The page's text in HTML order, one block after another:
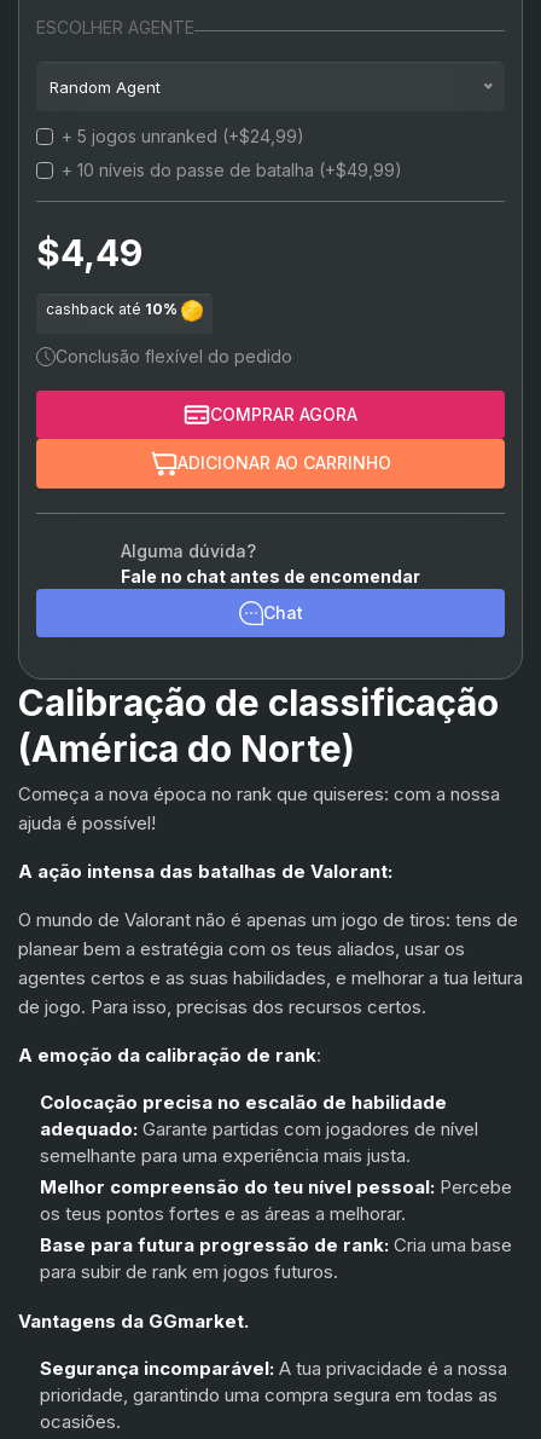
Ouro
Platina
Ascendente
1 partida
4 partidas
ESCOLHER AGENTE
Random Agent
Random agent
Sova (+15%)
(+15%)
(+15%)
Breach (+15%)
KAY/O(+15%)
Reyna(+15%)
Raze(+15%)
Neon(+15%)
Fade(+15%)
Harbor(+15%)
Gekko(+15%)
Deadlock (+15%)
Iso(+15%)
+ 5 jogos unranked (+$24,99)
+ 10 níveis do passe de batalha (+$49,99)
$4,49
cashback até 10%
Conclusão flexível do pedido
COMPRAR AGORA
ADICIONAR AO CARRINHO
Alguma dúvida?
Fale no chat antes de encomendar
Chat
Calibração de classificação
(América do Norte)
Começa a nova época no rank que quiseres: com a nossa
ajuda é possível!
A ação intensa das batalhas de Valorant:
O mundo de Valorant não é apenas um jogo de tiros: tens de
planear bem a estratégia com os teus aliados, usar os
agentes certos e as suas habilidades, e melhorar a tua leitura
de jogo. Para isso, precisas dos recursos certos.
A emoção da calibração de rank:
Colocação precisa no escalão de habilidade
adequado: Garante partidas com jogadores de nível
semelhante para uma experiência mais justa.
Melhor compreensão do teu nível pessoal: Percebe
os teus pontos fortes e as áreas a melhorar.
Base para futura progressão de rank: Cria uma base
para subir de rank em jogos futuros.
Vantagens da GGmarket.
Segurança incomparável: A tua privacidade é a nossa
prioridade, garantindo uma compra segura em todas as
ocasiões.